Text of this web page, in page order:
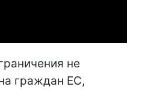
не
граждан ЕС,